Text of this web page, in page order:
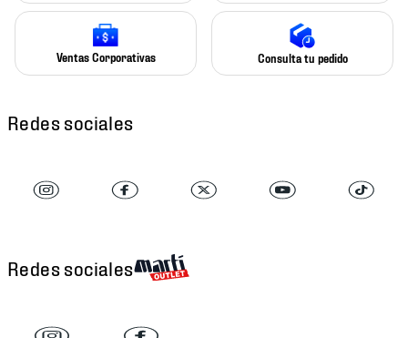
Ventas Corporativas Consulta tu pedido
Redes sociales
Redes sociales